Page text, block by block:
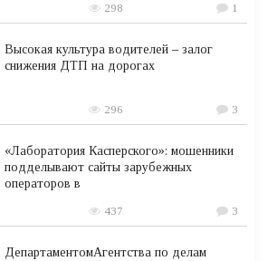
298 1
Высокая культура водителей – залог
снижения ДТП на дорогах
296 3
«Лаборатория Касперского»: мошенники
подделывают сайты зарубежных
операторов в
437 3
ДепартаментомАгентства по делам